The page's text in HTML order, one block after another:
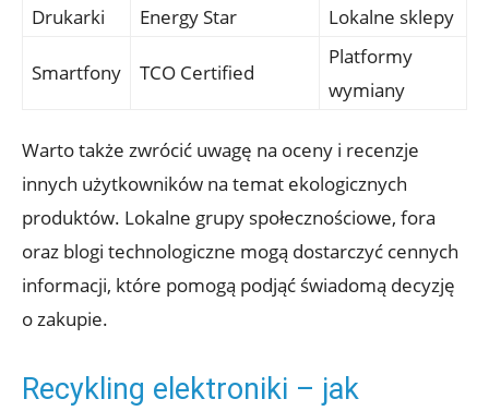
Drukarki
Energy Star Lokalne sklepy
Smartfony TCO Certified
Platformy
wymiany
Warto także zwrócić uwagę na oceny i recenzje
innych użytkowników na temat ekologicznych
produktów. Lokalne grupy społecznościowe, fora
oraz blogi technologiczne mogą dostarczyć cennych
informacji, które pomogą podjąć świadomą decyzję
o zakupie.
Recykling elektroniki – jak